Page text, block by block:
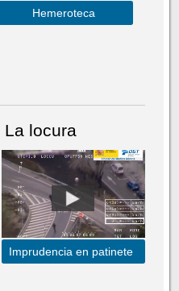
Hemeroteca
La locura
Imprudencia en patinete